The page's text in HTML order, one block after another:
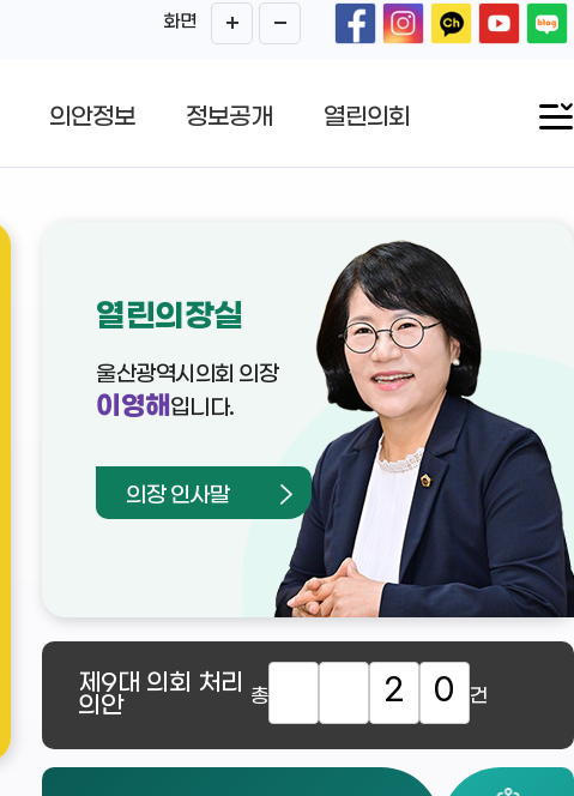
화면
의안정보 정보공개 열린의회
열린의장실
울산광역시의회 의장
이영해 입니다.
의장 인사말
제9대 의회 처리
의안 총 2 0 건